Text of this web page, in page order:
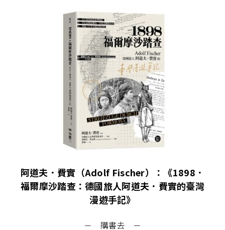
阿道夫．費實（Adolf Fischer）：《1898．
福爾摩沙踏查：德國旅人阿道夫．費實的臺灣
漫遊手記》
－ 購書去 －